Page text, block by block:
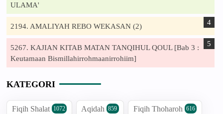
ULAMA'
2194. AMALIYAH REBO WEKASAN (2)
5267. KAJIAN KITAB MATAN TANQIHUL QOUL [Bab 3 :
Keutamaan Bismillahirrohmaanirrohiim]
KATEGORI
Fiqih Shalat 1072 Aqidah 859 Fiqih Thoharoh 616